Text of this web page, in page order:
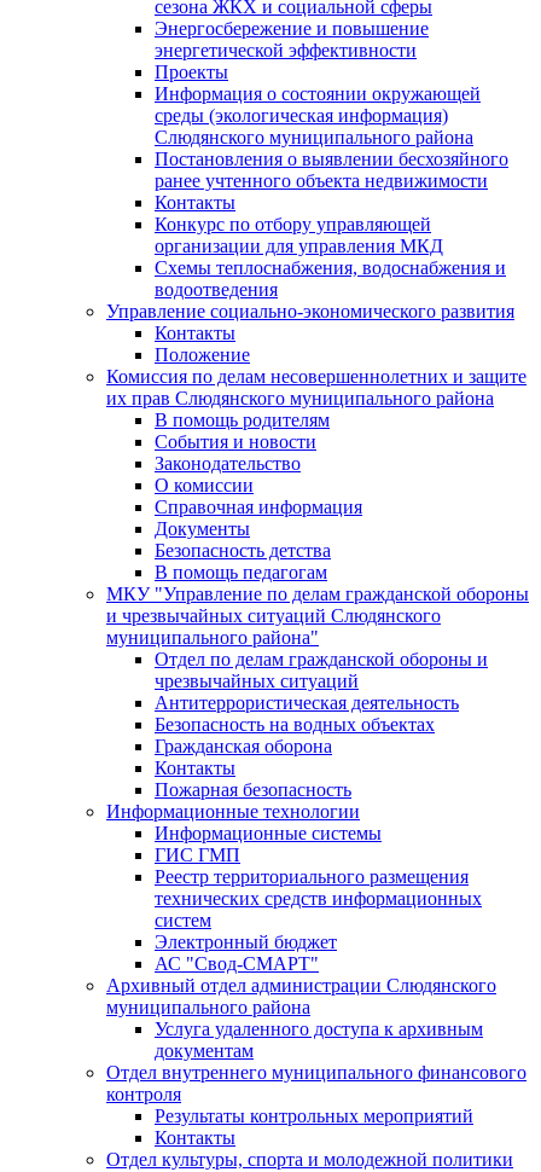
сезона ЖКХ и социальной сферы
Энергосбережение и повышение
энергетической эффективности
Проекты
Информация о состоянии окружающей
среды (экологическая информация)
Слюдянского муниципального района
Постановления о выявлении бесхозяйного
ранее учтенного объекта недвижимости
Контакты
Конкурс по отбору управляющей
организации для управления МКД
Схемы теплоснабжения, водоснабжения и
водоотведения
Управление социально-экономического развития
Контакты
Положение
Комиссия по делам несовершеннолетних и защите
их прав Слюдянского муниципального района
В помощь родителям
События и новости
Законодательство
О комиссии
Справочная информация
Документы
Безопасность детства
В помощь педагогам
МКУ "Управление по делам гражданской обороны
и чрезвычайных ситуаций Слюдянского
муниципального района"
Отдел по делам гражданской обороны и
чрезвычайных ситуаций
Антитеррористическая деятельность
Безопасность на водных объектах
Гражданская оборона
Контакты
Пожарная безопасность
Информационные технологии
Информационные системы
ГИС ГМП
Реестр территориального размещения
технических средств информационных
систем
Электронный бюджет
АС "Свод-СМАРТ"
Архивный отдел администрации Слюдянского
муниципального района
Услуга удаленного доступа к архивным
документам
Отдел внутреннего муниципального финансового
контроля
Результаты контрольных мероприятий
Контакты
Отдел культуры, спорта и молодежной политики